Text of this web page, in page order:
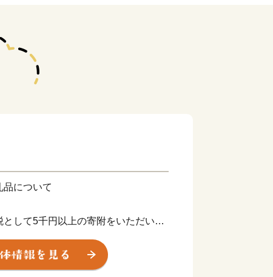
品について
して5千円以上の寄附をいただいた
を贈呈します。
我孫子市ふるさと産品として推奨し
お米、障がいのある方が福祉施設で